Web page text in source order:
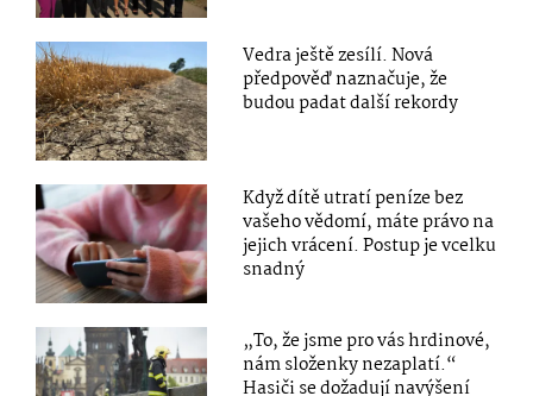
Vedra ještě zesílí. Nová
předpověď naznačuje, že
budou padat další rekordy
Když dítě utratí peníze bez
vašeho vědomí, máte právo na
jejich vrácení. Postup je vcelku
snadný
„To, že jsme pro vás hrdinové,
nám složenky nezaplatí.“
Hasiči se dožadují navýšení